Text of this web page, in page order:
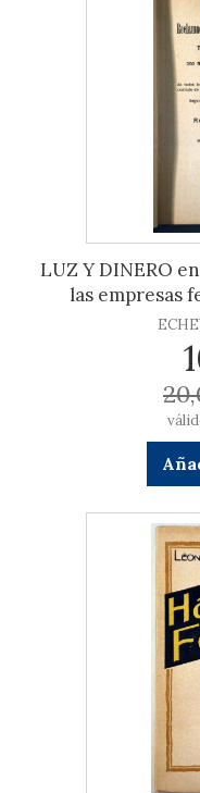
LUZ Y DINERO
las empresas